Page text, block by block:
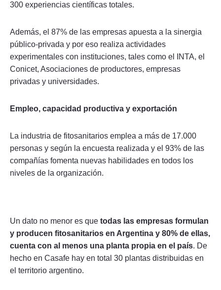
300 experiencias científicas totales.
Además, el 87% de las empresas apuesta a la sinergia
público-privada y por eso realiza actividades
experimentales con instituciones, tales como el INTA, el
Conicet, Asociaciones de productores, empresas
privadas y universidades.
Empleo, capacidad productiva y exportación
La industria de fitosanitarios emplea a más de 17.000
personas y según la encuesta realizada y el 93% de las
compañías fomenta nuevas habilidades en todos los
niveles de la organización.
Un dato no menor es que todas las empresas formulan
y producen fitosanitarios en Argentina y 80% de ellas,
cuenta con al menos una planta propia en el país. De
hecho en Casafe hay en total 30 plantas distribuidas en
el territorio argentino.